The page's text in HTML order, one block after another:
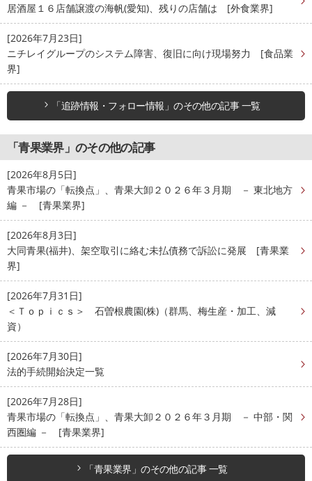
居酒屋１６店舗譲渡の海帆(愛知)、残りの店舗は [外食業界]
[2026年7月23日]
ニチレイグループのシステム障害、復旧に向け現場努力 [食品業
界]
「追跡情報・フォロー情報」のその他の記事 一覧
「青果業界」のその他の記事
[2026年8月5日]
青果市場の「転換点」、青果大卸２０２６年３月期 － 東北地方
編 － [青果業界]
[2026年8月3日]
大同青果(福井)、架空取引に絡む未払債務で訴訟に発展 [青果業
界]
[2026年7月31日]
＜Ｔｏｐｉｃｓ＞ 石曽根農園(株)（群馬、梅生産・加工、減
資）
[2026年7月30日]
法的手続開始決定一覧
[2026年7月28日]
青果市場の「転換点」、青果大卸２０２６年３月期 － 中部・関
西圏編 － [青果業界]
「青果業界」のその他の記事 一覧